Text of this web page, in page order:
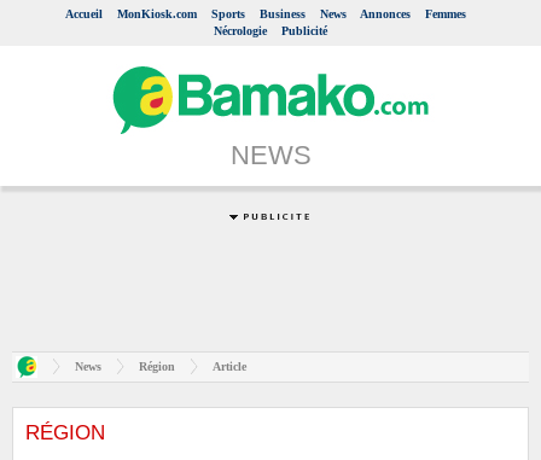
Accueil MonKiosk.com Sports Business News Annonces
Femmes
Nécrologie
Publicité
NEWS
News Région Article
RÉGION